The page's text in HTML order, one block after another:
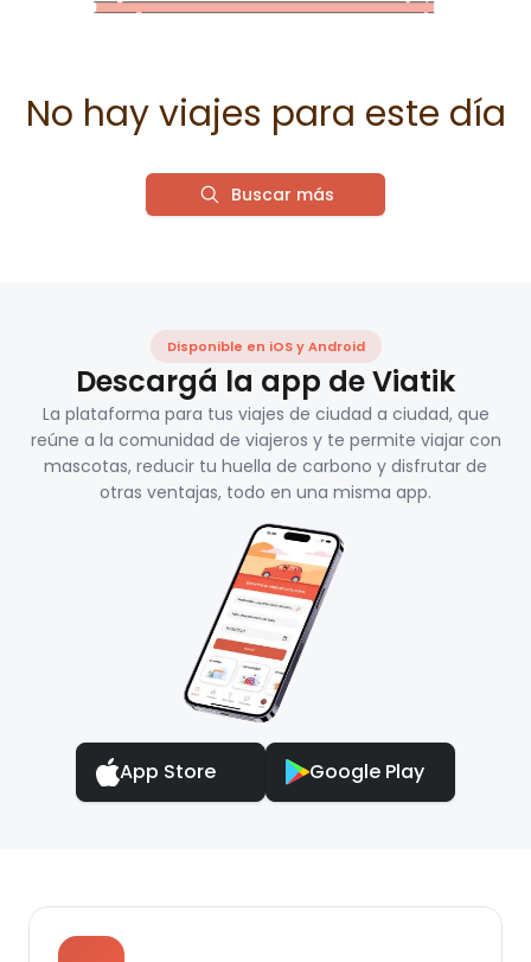
No hay viajes para este día
Buscar más
Disponible en iOS y Android
Descargá la app de Viatik
La plataforma para tus viajes de ciudad a ciudad, que
reúne a la comunidad de viajeros y te permite viajar con
mascotas, reducir tu huella de carbono y disfrutar de
otras ventajas, todo en una misma app.
App Store Google Play